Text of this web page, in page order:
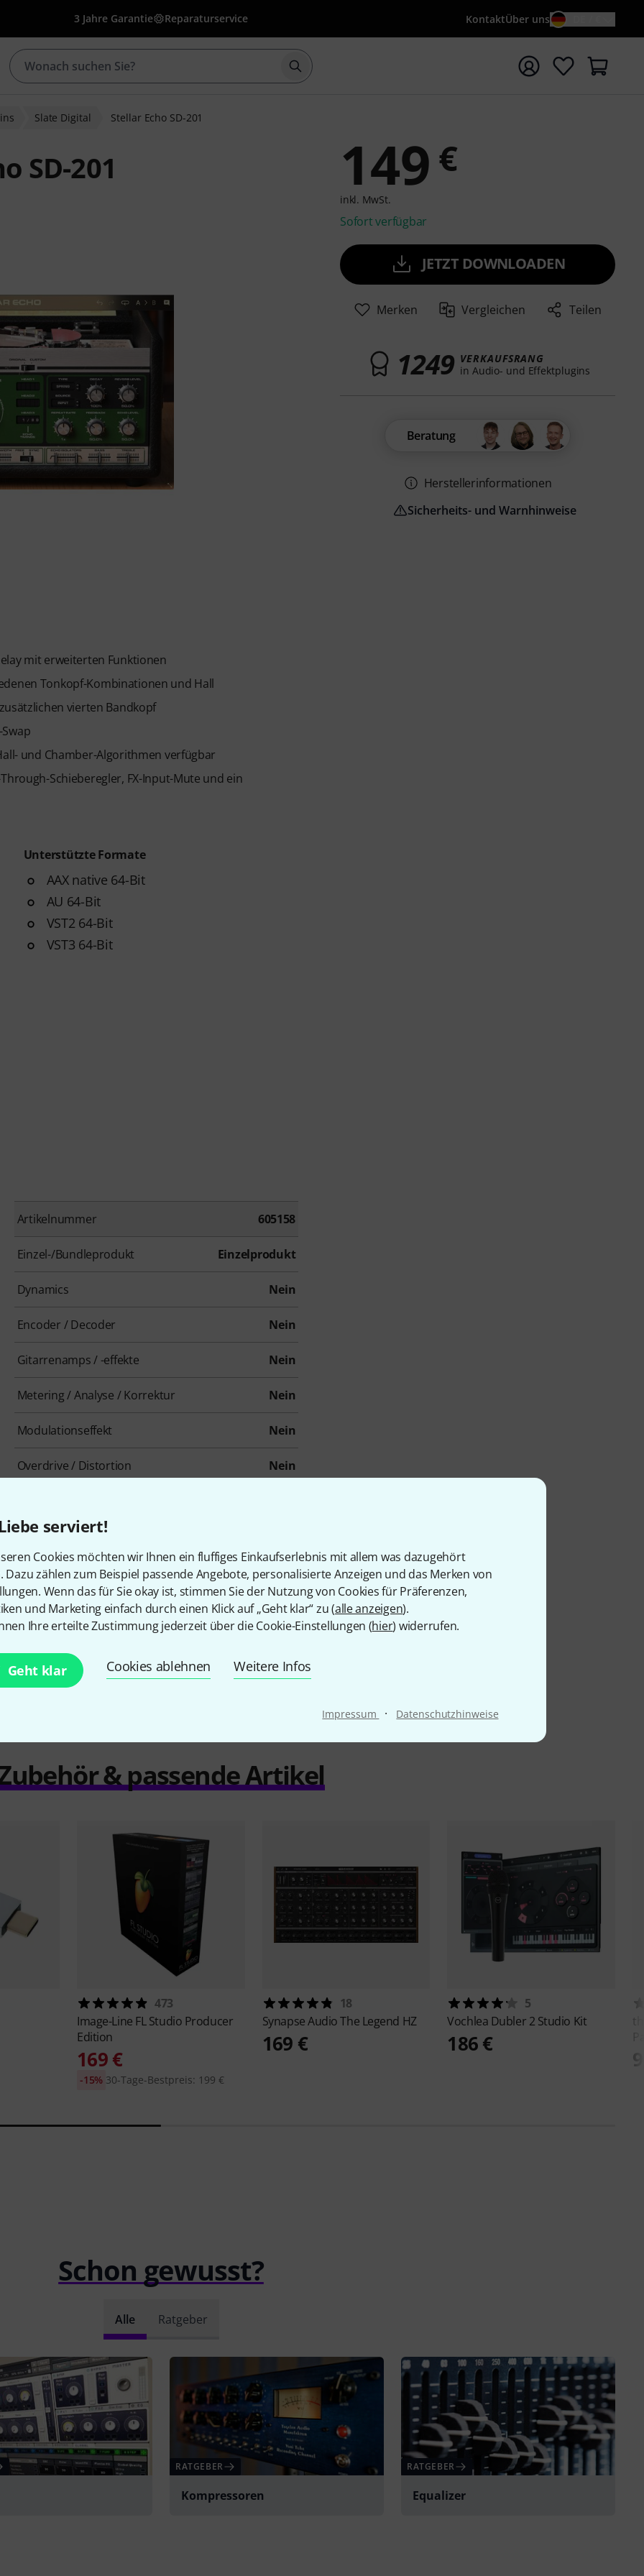
serviert!
Cookies möchten wir Ihnen ein fluffiges Einkaufserlebnis mit allem was dazugehört
Dazu zählen zum Beispiel passende Angebote, personalisierte Anzeigen und das Merken von
Wenn das für Sie okay ist, stimmen Sie der Nutzung von Cookies für Präferenzen,
und Marketing einfach durch einen Klick auf „Geht klar“ zu (alle anzeigen).
Ihre erteilte Zustimmung jederzeit über die Cookie-Einstellungen (hier) widerrufen.
Geht klar Cookies ablehnen Weitere Infos
Impressum · Datenschutzhinweise
3 Jahre Garantie Reparaturservice KontaktÜber uns
Suche mit Suchwort {searchTerm} starten
Slate Digital Stellar Echo SD-201
SD-201
mit erweiterten Funktionen
Tonkopf-Kombinationen und Hall
vierten Bandkopf
und Chamber-Algorithmen verfügbar
Schieberegler, FX-Input-Mute und ein
Unterstützte Formate
AAX native 64-Bit
AU 64-Bit
VST2 64-Bit
VST3 64-Bit
Artikelnummer 605158
Einzel-/Bundleprodukt Einzelprodukt
Dynamics Nein
Encoder / Decoder Nein
Gitarrenamps / -effekte Nein
Metering / Analyse / Korrektur Nein
Modulationseffekt Nein
Overdrive / Distortion Nein
Reverb
Summierer / Konsolen Nein
Pitch Shifter / Harmonizer / Timestretching Nein
Hardwarecontroller Nein
149 €
inkl. MwSt.
Sofort verfügbar
JETZT DOWNLOADEN
Merken Vergleichen Teilen
1249 VERKAUFSRANG
in Audio- und Effektplugins
Beratung
Herstellerinformationen
Sicherheits- und Warnhinweise
& passende Artikel
473
Image-Line FL Studio Producer
Edition
169 €
30-Tage-Bestpreis: 199 €
-15%
18
Synapse AudioThe Legend HZ
169 €
5
Vochlea Dubler 2 Studio Kit
186 €
Schon gewusst?
Alle Ratgeber
RATGEBER
Kompressoren
RATGEBER
Equalizer